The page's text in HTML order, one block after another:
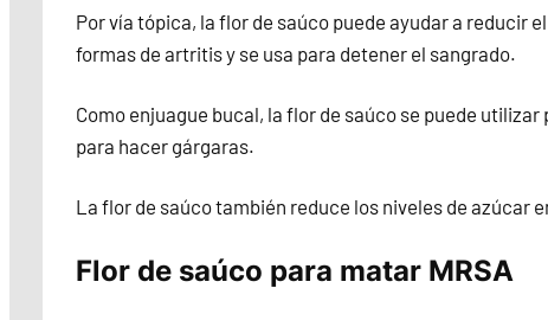
Por vía tópica, la flor de saúco puede ayudar a reducir
formas de artritis y se usa para detener el sangrado.
Como enjuague bucal, la flor de saúco se puede
para hacer gárgaras.
La flor de saúco también reduce los niveles de azúcar
Flor de saúco para matar MRSA